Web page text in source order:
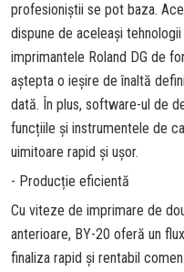
profesioniștii se pot baza.
dispune de aceleași
imprimantele Roland DG de
aștepta o ieșire de înaltă
dată. În plus, software-ul de
funcțiile și instrumentele de
uimitoare rapid și ușor.
- Producție eficientă
Cu viteze de imprimare de
anterioare, BY-20 oferă un
finaliza rapid și rentabil